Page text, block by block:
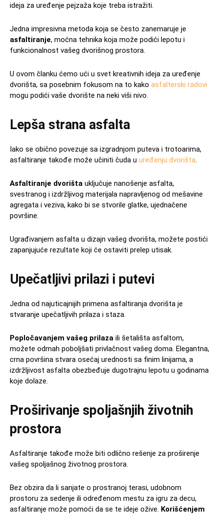
ideja za uređenje pejzaža koje treba istražiti.
Jedna impresivna metoda koja se često zanemaruje je
asfaltiranje, moćna tehnika koja može podići lepotu i
funkcionalnost vašeg dvorišnog prostora.
U ovom članku ćemo ući u svet kreativnih ideja za uređenje
dvorišta, sa posebnim fokusom na to kako asfalterski radovi
mogu podići vaše dvorište na neki viši nivo.
Lepša strana asfalta
Iako se obično povezuje sa izgradnjom puteva i trotoarima,
asfaltiranje takođe može učiniti čuda u uređenju dvorišta.
Asfaltiranje dvorišta uključuje nanošenje asfalta,
svestranog i izdržljivog materijala napravljenog od mešavine
agregata i veziva, kako bi se stvorile glatke, ujednačene
površine.
Ugrađivanjem asfalta u dizajn vašeg dvorišta, možete postići
zapanjujuće rezultate koji će ostaviti prelep utisak.
Upečatljivi prilazi i putevi
Jedna od najuticajnijih primena asfaltiranja dvorišta je
stvaranje upečatljivih prilaza i staza.
Popločavanjem vašeg prilaza ili šetališta asfaltom,
možete odmah poboljšati privlačnost vašeg doma. Elegantna,
crna površina stvara osećaj urednosti sa finim linijama, a
izdržljivost asfalta obezbeđuje dugotrajnu lepotu u godinama
koje dolaze.
Proširivanje spoljašnjih životnih
prostora
Asfaltiranje takođe može biti odlično rešenje za proširenje
vašeg spoljašnog životnog prostora.
Bez obzira da li sanjate o prostranoj terasi, udobnom
prostoru za sedenje ili određenom mestu za igru za decu,
asfaltiranje može pomoći da se te ideje ožive. Korišćenjem